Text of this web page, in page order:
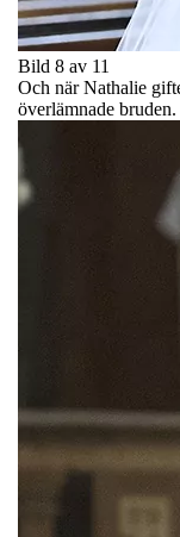
Bild 8 av 11
Och när Nathalie
överlämnade bruden.